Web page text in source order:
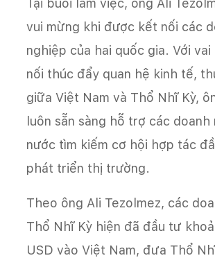
Tại buổi làm việc, ông Ali
vui mừng khi được kết nối các
nghiệp của hai quốc gia. Với
nối thúc đẩy quan hệ kinh tế,
giữa Việt Nam và Thổ Nhĩ Kỳ,
luôn sẵn sàng hỗ trợ các doanh
nước tìm kiếm cơ hội hợp tác
phát triển thị trường.
Theo ông Ali Tezolmez, các
Thổ Nhĩ Kỳ hiện đã đầu tư
USD vào Việt Nam, đưa Thổ